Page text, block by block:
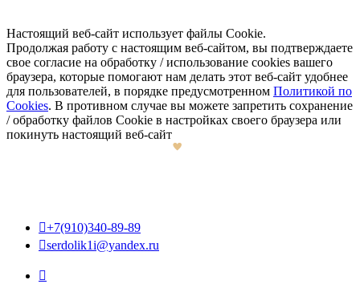
Настоящий веб-сайт использует файлы Cookie.
Продолжая работу с настоящим веб-сайтом, вы подтверждаете
свое согласие на обработку / использование cookies вашего
браузера, которые помогают нам делать этот веб-сайт удобнее
для пользователей, в порядке предусмотренном Политикой по
Cookies. В противном случае вы можете запретить сохранение
/ обработку файлов Cookie в настройках своего браузера или
покинуть настоящий веб-сайт
+7(910)340-89-89
serdolik1i@yandex.ru
